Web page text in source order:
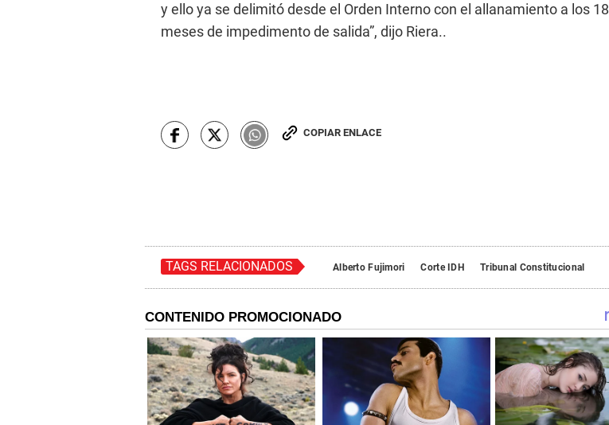
y ello ya se delimitó desde el Orden Interno con el allanamiento a los 18
meses de impedimento de salida”, dijo Riera..
COPIAR ENLACE
TAGS RELACIONADOS Alberto Fujimori Corte IDH Tribunal Constitucional